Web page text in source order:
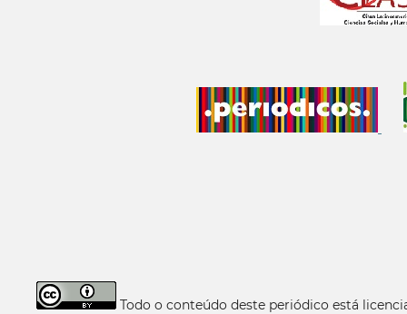
Todo o conteúdo deste periódico está